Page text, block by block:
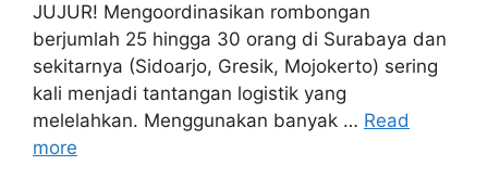
JUJUR! Mengoordinasikan rombongan
berjumlah 25 hingga 30 orang di Surabaya dan
sekitarnya (Sidoarjo, Gresik, Mojokerto) sering
kali menjadi tantangan logistik yang
melelahkan. Menggunakan banyak … Read
more